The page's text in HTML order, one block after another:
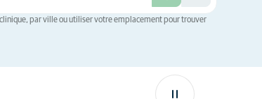
par ville ou utiliser votre emplacement pour trouver